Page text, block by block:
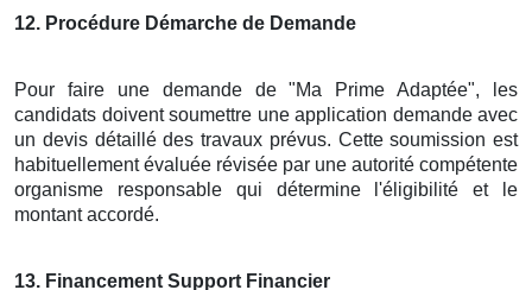
12. Procédure Démarche de Demande
Pour faire une demande de "Ma Prime Adaptée", les
candidats doivent soumettre une application demande avec
un devis détaillé des travaux prévus. Cette soumission est
habituellement évaluée révisée par une autorité compétente
organisme responsable qui détermine l'éligibilité et le
montant accordé.
13. Financement Support Financier